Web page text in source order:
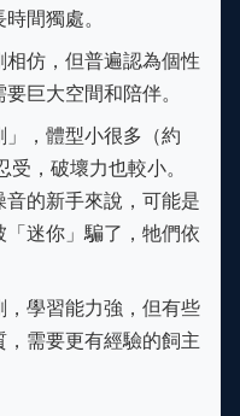
間獨處。
相仿，但普遍認為個性
巨大空間和陪伴。
」，體型小很多（約
，破壞力也較小。
的新手來說，可能是
迷你」騙了，牠們依
，學習能力強，但有些
需要更有經驗的飼主